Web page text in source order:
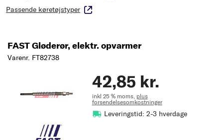
Passende køretøjstyper
FAST Gløderør, elektr. opvarmer
Varenr. FT82738
42,85 kr.
inkl 25 % moms, plus
forsendelsesomkostninger
Leveringstid: 2-3 hverdage